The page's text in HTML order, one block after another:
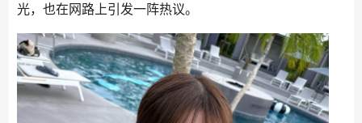
光，也在网路上引发一阵热议。